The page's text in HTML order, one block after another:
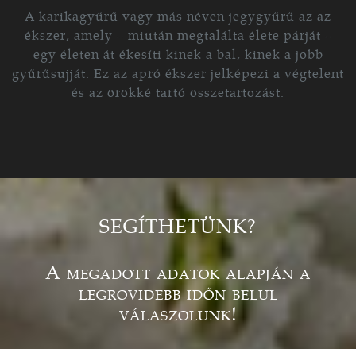
A karikagyűrű vagy más néven jegygyűrű az az
ékszer, amely – miután megtalálta élete párját –
egy életen át ékesíti kinek a bal, kinek a jobb
gyűrűsujját. Ez az apró ékszer jelképezi a végtelent
és az örökké tartó összetartozást.
SEGÍTHETÜNK?
A megadott adatok alapján a
legrövidebb időn belül
válaszolunk!